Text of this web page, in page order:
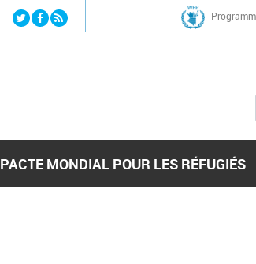
Jump to navigation
PACTE MONDIAL POUR LES RÉFUGIÉS